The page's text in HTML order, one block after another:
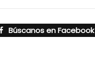
Búscanos en Facebook